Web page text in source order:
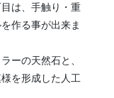
は、手触り・重
作る事が出来ま
ーの天然石と、
を形成した人工